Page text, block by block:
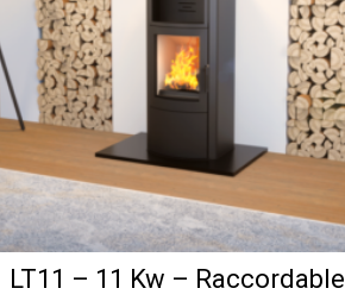
LT11 – 11 Kw – Raccordable